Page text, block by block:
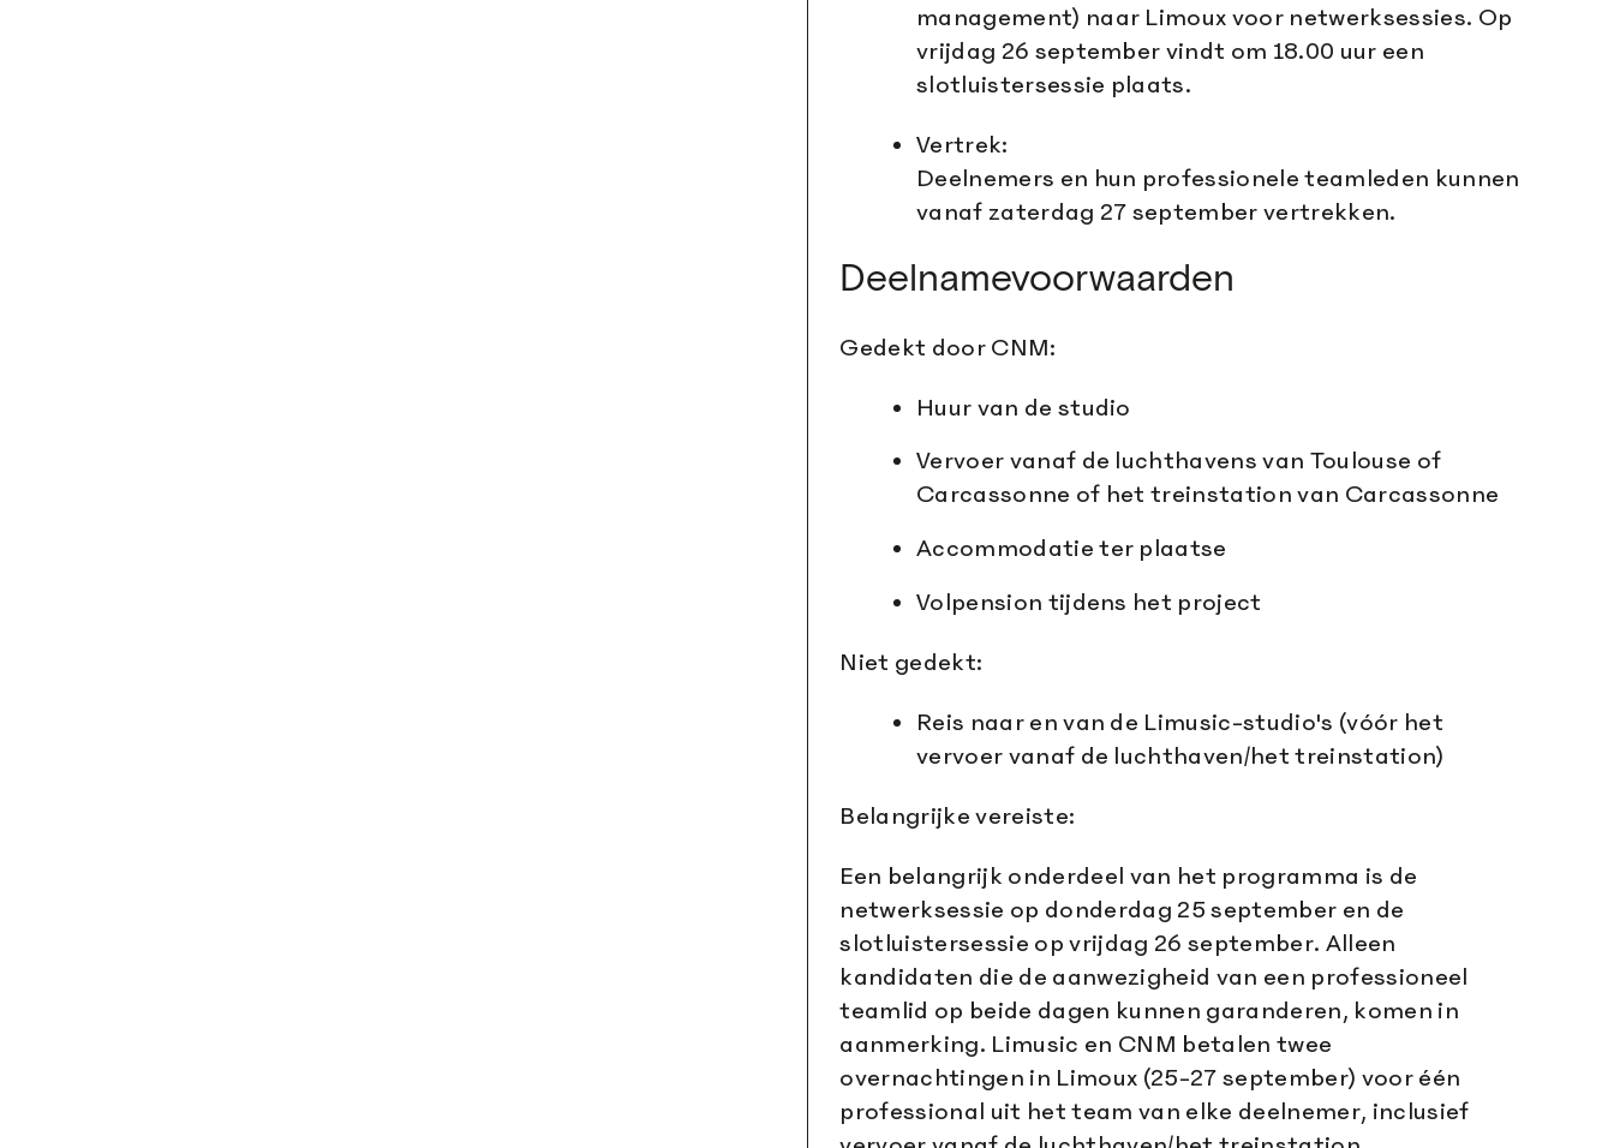
management) naar Limoux voor netwerksessies. Op
vrijdag 26 september vindt om 18.00 uur een
slotluistersessie plaats.
Vertrek:
Deelnemers en hun professionele teamleden kunnen
vanaf zaterdag 27 september vertrekken.
Deelnamevoorwaarden
Gedekt door CNM:
Huur van de studio
Vervoer vanaf de luchthavens van Toulouse of
Carcassonne of het treinstation van Carcassonne
Accommodatie ter plaatse
Volpension tijdens het project
Niet gedekt:
Reis naar en van de Limusic-studio's (vóór het
vervoer vanaf de luchthaven/het treinstation)
Belangrijke vereiste:
Een belangrijk onderdeel van het programma is de
netwerksessie op donderdag 25 september en de
slotluistersessie op vrijdag 26 september. Alleen
kandidaten die de aanwezigheid van een professioneel
teamlid op beide dagen kunnen garanderen, komen in
aanmerking. Limusic en CNM betalen twee
overnachtingen in Limoux (25-27 september) voor één
professional uit het team van elke deelnemer, inclusief